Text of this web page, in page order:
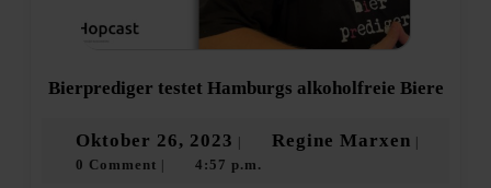
Bierprediger testet Hamburgs alkoholfreie Biere
Oktober 26, 2023 Oktober
26,
| Regine Marxen Regine
|
0 Comment | 4:57 p.m.